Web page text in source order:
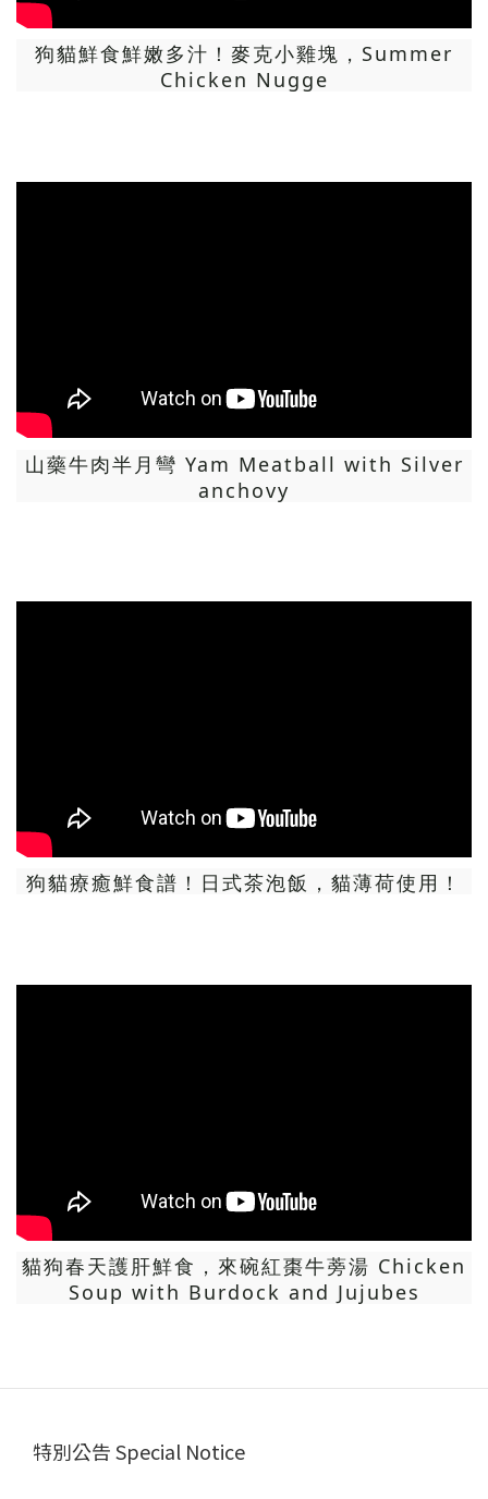
狗貓鮮食鮮嫩多汁！麥克小雞塊，Summer
Chicken Nugge
山藥牛肉半月彎 Yam Meatball with Silver
anchovy
狗貓療癒鮮食譜！日式茶泡飯，貓薄荷使用！
貓狗春天護肝鮮食，來碗紅棗牛蒡湯 Chicken
Soup with Burdock and Jujubes
特別公告 Special Notice